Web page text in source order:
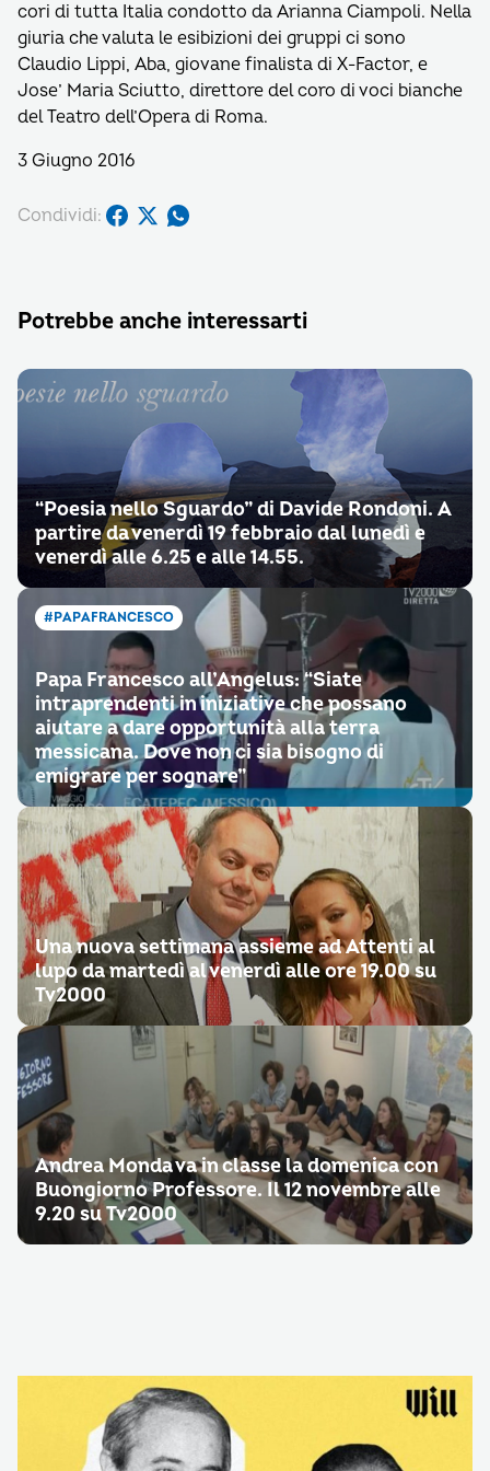
cori di tutta Italia condotto da Arianna Ciampoli. Nella
giuria che valuta le esibizioni dei gruppi ci sono
Claudio Lippi, Aba, giovane finalista di X-Factor, e
Jose’ Maria Sciutto, direttore del coro di voci bianche
del Teatro dell’Opera di Roma.
3 Giugno 2016
Condividi:
Potrebbe anche interessarti
“Poesia nello Sguardo” di Davide Rondoni. A
partire da venerdì 19 febbraio dal lunedì e
venerdì alle 6.25 e alle 14.55.
#PAPAFRANCESCO
Papa Francesco all’Angelus: “Siate
intraprendenti in iniziative che possano
aiutare a dare opportunità alla terra
messicana. Dove non ci sia bisogno di
emigrare per sognare”
Una nuova settimana assieme ad Attenti al
lupo da martedì al venerdì alle ore 19.00 su
Tv2000
Andrea Monda va in classe la domenica con
Buongiorno Professore. Il 12 novembre alle
9.20 su Tv2000